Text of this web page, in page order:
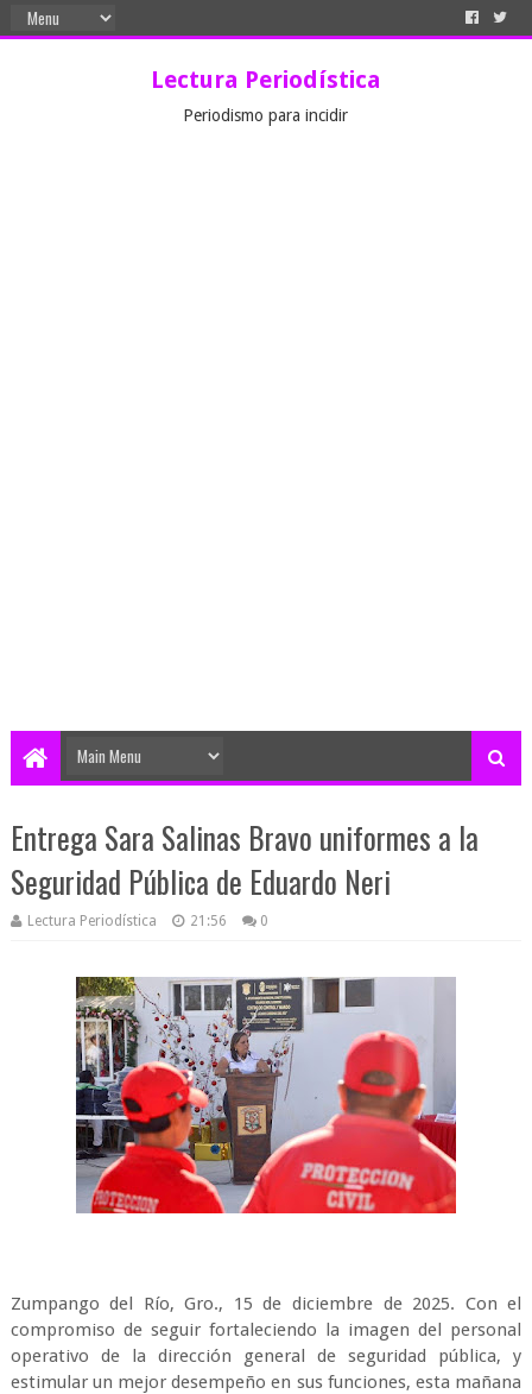
Lectura Periodística
Periodismo para incidir
Entrega Sara Salinas Bravo uniformes a la
Seguridad Pública de Eduardo Neri
Lectura Periodística 21:56 0
Zumpango del Río, Gro., 15 de diciembre de 2025. Con el
compromiso de seguir fortaleciendo la imagen del personal
operativo de la dirección general de seguridad pública, y
estimular un mejor desempeño en sus funciones, esta mañana